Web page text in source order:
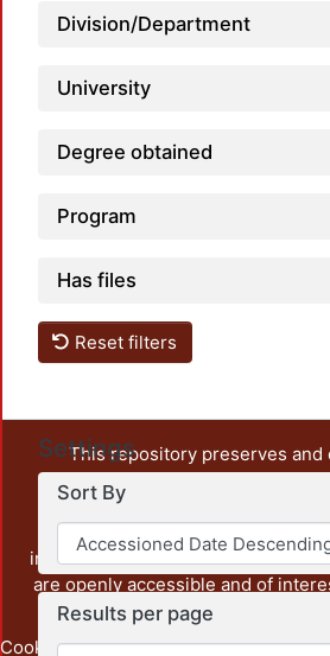
Division/Department
University
Degree obtained
Program
Has files
Reset filters
Settings
Sort By
Results per page
This repository preserves and
unrestricted open access, the
output of UAM Azcapotzalco. It
administrative and graphic
institution, as well as content from
are openly accessible and of
Cookie Privacy End User